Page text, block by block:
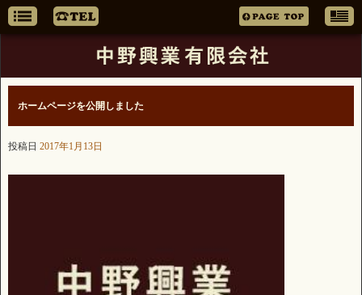
ホームページを公開しました
投稿日 2017年1月13日